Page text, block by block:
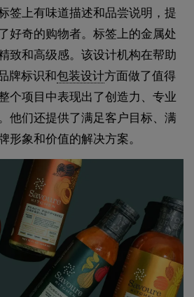
签上有味道描述和品尝说明，提
好奇的购物者。标签上的金属处
致和高级感。该设计机构在帮助
牌标识和包装设计方面做了值得
个项目中表现出了创造力、专业
他们还提供了满足客户目标、满
形象和价值的解决方案。